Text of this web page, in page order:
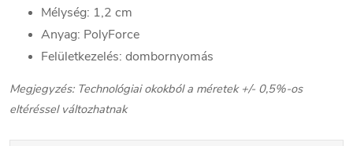
Mélység: 1,2 cm
Anyag: PolyForce
Felületkezelés: dombornyomás
Megjegyzés: Technológiai okokból a méretek +/- 0,5%-os
eltéréssel változhatnak